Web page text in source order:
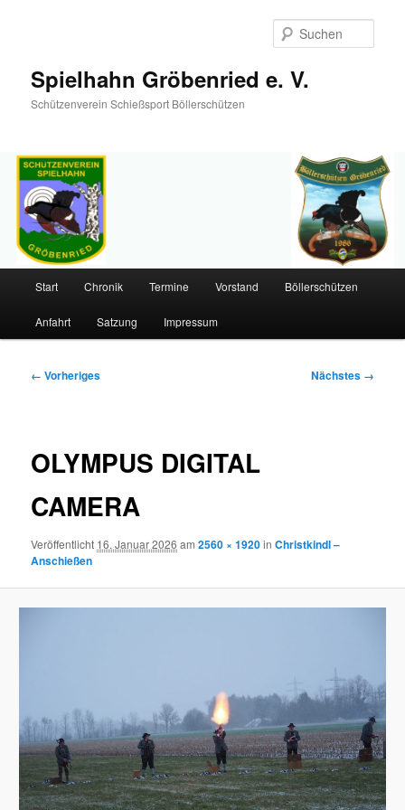
Spielhahn Gröbenried e. V.
Schützenverein Schießsport Böllerschützen
Zum
primären
Start Chronik Termine Vorstand Böllerschützen
Anfahrt Satzung Impressum
Bilder-
← Vorheriges Nächstes →
OLYMPUS DIGITAL
CAMERA
Veröffentlicht 16. Januar 2026 am2560 × 1920inChristkindl –
Anschießen